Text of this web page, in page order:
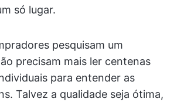
só lugar.
pesquisam um
precisam mais ler centenas
para entender as
Talvez a qualidade seja ótima,